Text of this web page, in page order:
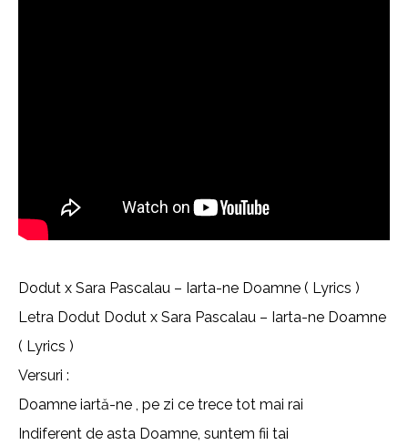
Dodut x Sara Pascalau – Iarta-ne Doamne ( Lyrics )
Letra Dodut Dodut x Sara Pascalau – Iarta-ne Doamne
( Lyrics )
Versuri :
Doamne iartă-ne , pe zi ce trece tot mai rai
Indiferent de asta Doamne, suntem fii tai